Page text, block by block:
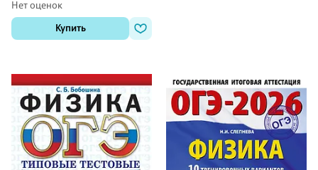
Нет оценок
Купить